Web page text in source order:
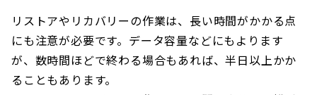
リストアやリカバリーの作業は、長い時間がかかる点
にも注意が必要です。データ容量などにもよります
が、数時間ほどで終わる場合もあれば、半日以上かか
ることもあります。